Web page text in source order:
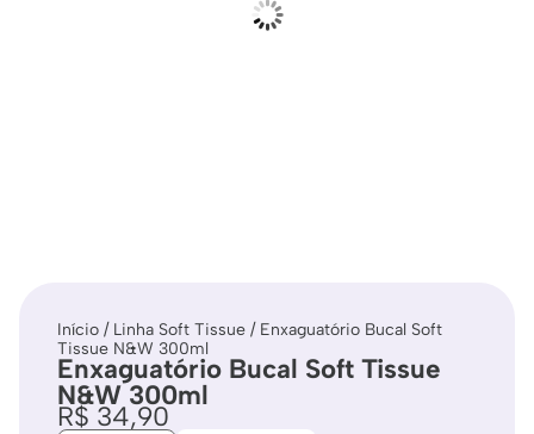
Início / Linha Soft Tissue / Enxaguatório Bucal Soft
Tissue N&W 300ml
Enxaguatório Bucal Soft Tissue
N&W 300ml
R$ 34,90